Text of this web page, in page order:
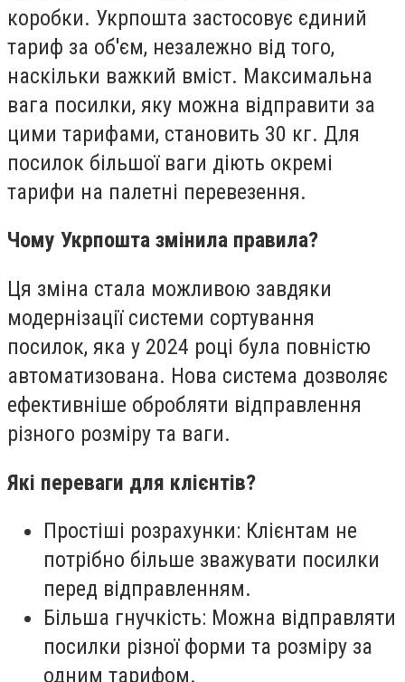
коробки. Укрпошта застосовує єдиний
тариф за об'єм, незалежно від того,
наскільки важкий вміст. Максимальна
вага посилки, яку можна відправити за
цими тарифами, становить 30 кг. Для
посилок більшої ваги діють окремі
тарифи на палетні перевезення.
Чому Укрпошта змінила правила?
Ця зміна стала можливою завдяки
модернізації системи сортування
посилок, яка у 2024 році була повністю
автоматизована. Нова система дозволяє
ефективніше обробляти відправлення
різного розміру та ваги.
Які переваги для клієнтів?
Простіші розрахунки: Клієнтам не
потрібно більше зважувати посилки
перед відправленням.
Більша гнучкість: Можна відправляти
посилки різної форми та розміру за
одним тарифом.